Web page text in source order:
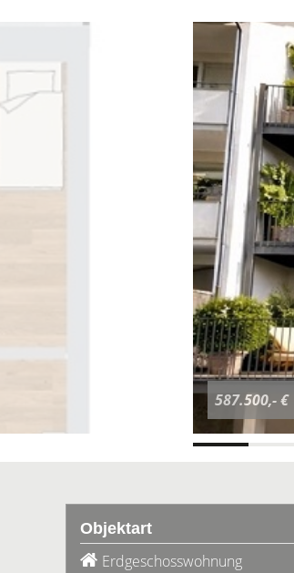
587.500,- €
Objektart
Erdgeschosswohnung